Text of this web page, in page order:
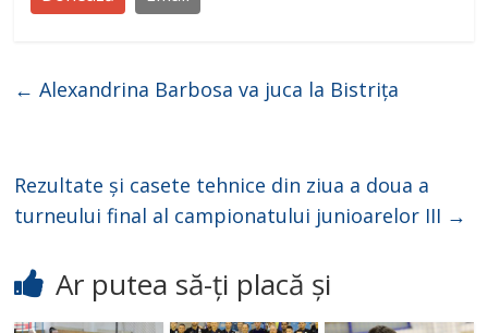
← Alexandrina Barbosa va juca la Bistrița
Rezultate și casete tehnice din ziua a doua a
turneului final al campionatului junioarelor III →
Ar putea să-ți placă și